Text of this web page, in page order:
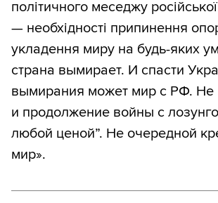
політичного меседжу
— необхідності припинення
укладення миру на будь-яких
страна вымирает. И спасти
вымирания может мир с РФ. Не
и продолжение войны с
любой ценой”. Не очередной
мир».